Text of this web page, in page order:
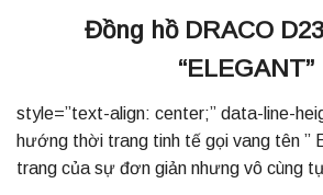
Đồng hồ DRACO
“ELEGANT”
style=”text-align: center;” data-line-
hướng thời trang tinh tế gọi vang tên ”
trang của sự đơn giản nhưng vô cùng